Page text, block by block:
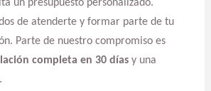
un presupuesto personalizado.
de atenderte y formar parte de tu
Parte de nuestro compromiso es
completa en 30 díasy una